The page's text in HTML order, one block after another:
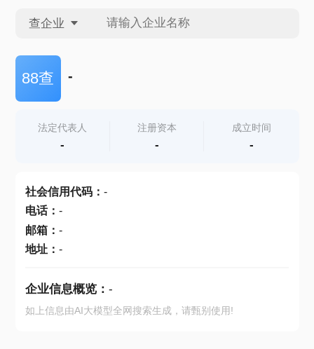
查企业
查企业
查产地
88查 -
法定代表人
-
注册资本
-
成立时间
-
社会信用代码： -
电话： -
邮箱： -
地址： -
企业信息概览： -
如上信息由AI大模型全网搜索生成，请甄别使用!